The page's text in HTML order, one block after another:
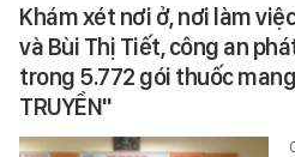
Khám xét nơi ở, nơi làm
và Bùi Thị Tiết, công an
trong 5.772 gói thuốc
TRUYỀN"